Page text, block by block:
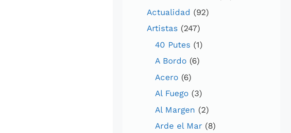
Actualidad (92)
Artistas (247)
40 Putes (1)
A Bordo (6)
Acero (6)
Al Fuego (3)
Al Margen (2)
Arde el Mar (8)